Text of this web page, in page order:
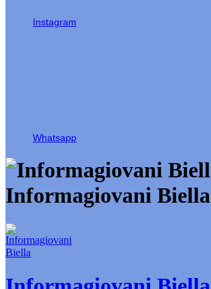
Instagram
Whatsapp
Informagiovani Biella